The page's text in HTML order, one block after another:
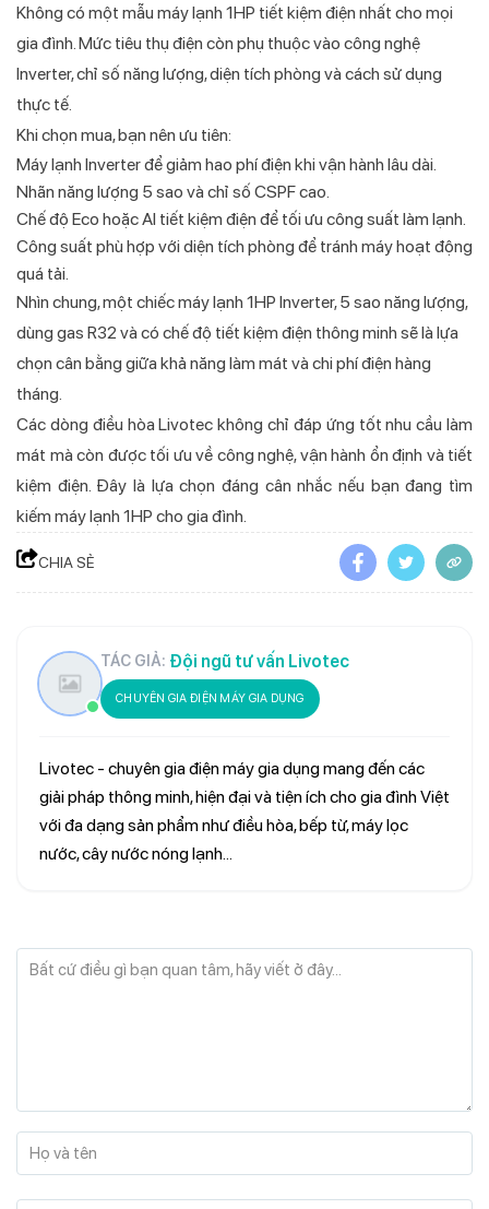
Không có một mẫu máy lạnh 1HP tiết kiệm điện nhất cho mọi
gia đình. Mức tiêu thụ điện còn phụ thuộc vào công nghệ
Inverter, chỉ số năng lượng, diện tích phòng và cách sử dụng
thực tế.
Khi chọn mua, bạn nên ưu tiên:
Máy lạnh Inverter để giảm hao phí điện khi vận hành lâu dài.
Nhãn năng lượng 5 sao và chỉ số CSPF cao.
Chế độ Eco hoặc AI tiết kiệm điện để tối ưu công suất làm lạnh.
Công suất phù hợp với diện tích phòng để tránh máy hoạt động
quá tải.
Nhìn chung, một chiếc máy lạnh 1HP Inverter, 5 sao năng lượng,
dùng gas R32 và có chế độ tiết kiệm điện thông minh sẽ là lựa
chọn cân bằng giữa khả năng làm mát và chi phí điện hàng
tháng.
Các dòng điều hòa Livotec không chỉ đáp ứng tốt nhu cầu làm
mát mà còn được tối ưu về công nghệ, vận hành ổn định và tiết
kiệm điện. Đây là lựa chọn đáng cân nhắc nếu bạn đang tìm
kiếm máy lạnh 1HP cho gia đình.
CHIA SẺ
TÁC GIẢ: Đội ngũ tư vấn Livotec
CHUYÊN GIA ĐIỆN MÁY GIA DỤNG
Livotec - chuyên gia điện máy gia dụng mang đến các
giải pháp thông minh, hiện đại và tiện ích cho gia đình Việt
với đa dạng sản phẩm như điều hòa, bếp từ, máy lọc
nước, cây nước nóng lạnh...
Bất cứ điều gì bạn quan tâm, hãy viết ở đây...
Họ và tên